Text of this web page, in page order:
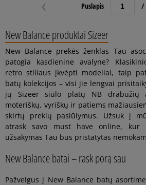
Puslapis /
New Balance produktai Sizeer
New Balance prekės ženklas Tau
patogia kasdienine avalyne?
retro stiliaus įkvėpti modeliai, taip
batų kolekcijos – visi jie lengvai
jų Sizeer siūlo platų NB drabužių
moteriškų, vyriškų ir patiems
skirtų prekių pasiūlymus. Užsuk į
atrask savo must have online, kur
užsakymas Tau bus pristatytas
New Balance batai – rask porą sau
Pažvelgus į New Balance batų